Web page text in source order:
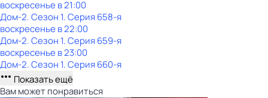
воскресенье в21:00
Дом-2. Сезон 1. Серия 658-я
воскресенье в22:00
Дом-2. Сезон 1. Серия 659-я
воскресенье в23:00
Дом-2. Сезон 1. Серия 660-я
Показать ещё
Вам может понравиться